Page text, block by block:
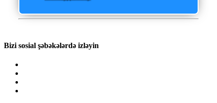
Bizi sosial şəbəkələrdə izləyin